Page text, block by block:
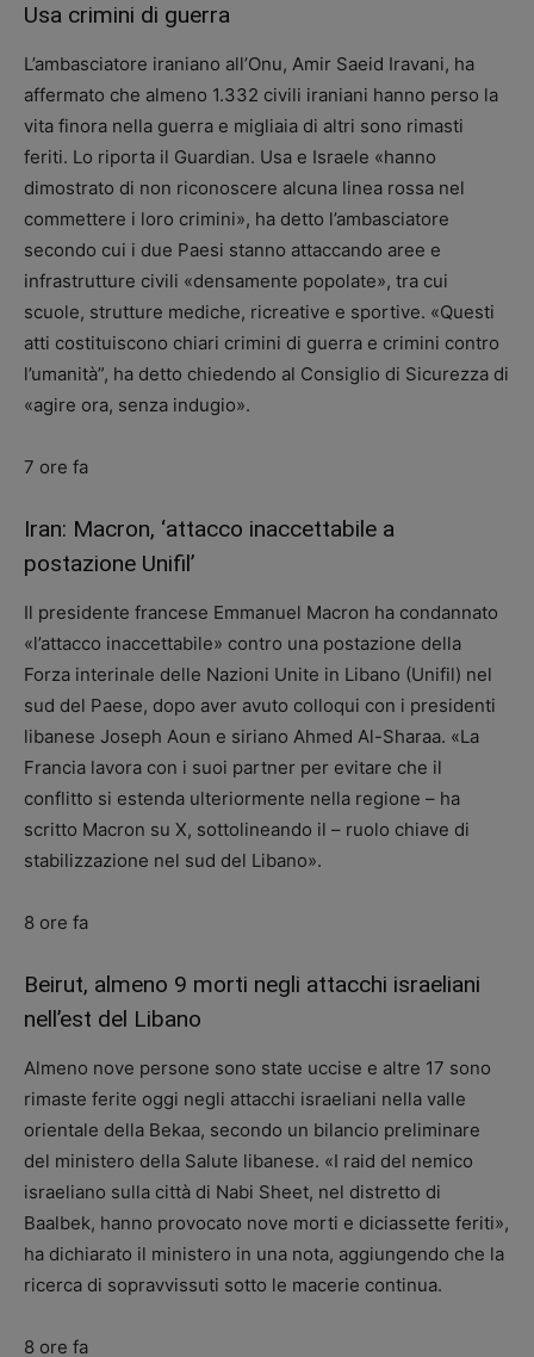
Usa crimini di guerra
L’ambasciatore iraniano all’Onu, Amir Saeid Iravani, ha
affermato che almeno 1.332 civili iraniani hanno perso la
vita finora nella guerra e migliaia di altri sono rimasti
feriti. Lo riporta il Guardian. Usa e Israele «hanno
dimostrato di non riconoscere alcuna linea rossa nel
commettere i loro crimini», ha detto l’ambasciatore
secondo cui i due Paesi stanno attaccando aree e
infrastrutture civili «densamente popolate», tra cui
scuole, strutture mediche, ricreative e sportive. «Questi
atti costituiscono chiari crimini di guerra e crimini contro
l’umanità”, ha detto chiedendo al Consiglio di Sicurezza di
«agire ora, senza indugio».
7 ore fa
Iran: Macron, ‘attacco inaccettabile a
postazione Unifil’
Il presidente francese Emmanuel Macron ha condannato
«l’attacco inaccettabile» contro una postazione della
Forza interinale delle Nazioni Unite in Libano (Unifil) nel
sud del Paese, dopo aver avuto colloqui con i presidenti
libanese Joseph Aoun e siriano Ahmed Al-Sharaa. «La
Francia lavora con i suoi partner per evitare che il
conflitto si estenda ulteriormente nella regione – ha
scritto Macron su X, sottolineando il – ruolo chiave di
stabilizzazione nel sud del Libano».
8 ore fa
Beirut, almeno 9 morti negli attacchi israeliani
nell’est del Libano
Almeno nove persone sono state uccise e altre 17 sono
rimaste ferite oggi negli attacchi israeliani nella valle
orientale della Bekaa, secondo un bilancio preliminare
del ministero della Salute libanese. «I raid del nemico
israeliano sulla città di Nabi Sheet, nel distretto di
Baalbek, hanno provocato nove morti e diciassette feriti»,
ha dichiarato il ministero in una nota, aggiungendo che la
ricerca di sopravvissuti sotto le macerie continua.
8 ore fa